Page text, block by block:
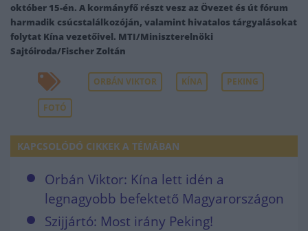
október 15-én. A kormányfő részt vesz az Övezet és út fórum
harmadik csúcstalálkozóján, valamint hivatalos tárgyalásokat
folytat Kína vezetőivel. MTI/Miniszterelnöki
Sajtóiroda/Fischer Zoltán
ORBÁN VIKTOR KÍNA PEKING
FOTÓ
KAPCSOLÓDÓ CIKKEK A TÉMÁBAN
Orbán Viktor: Kína lett idén a
legnagyobb befektető Magyarországon
Szijjártó: Most irány Peking!